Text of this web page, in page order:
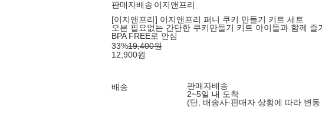
판매자배송 이지앤프리
[이지앤프리] 이지앤프리 퍼니 쿠키 만들기 키트 세트
오븐 필요없는 간단한 쿠키만들기 키트 아이들과 함께
BPA FREE로 안심
33%19,400원
12,900원
배송
판매자배송
2~5일 내 도착
(단, 배송사·판매자 상황에 따라 변